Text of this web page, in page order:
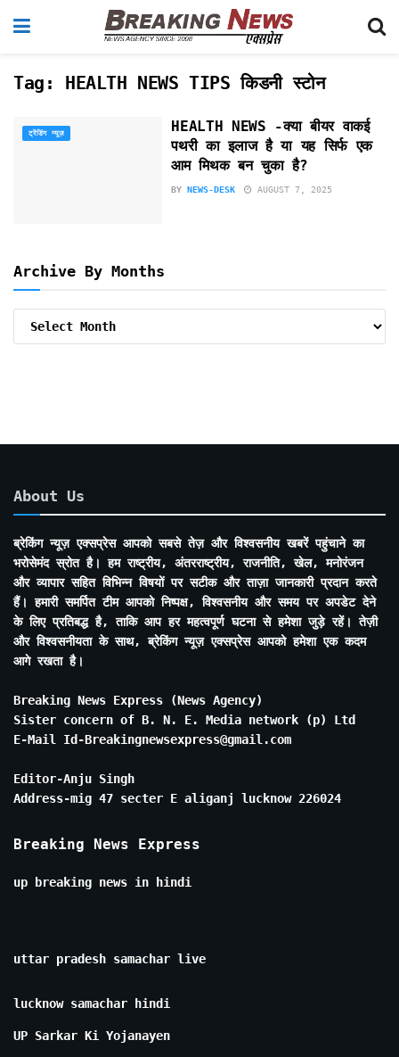
Tag: HEALTH NEWS TIPS किडनी स्टोन
ट्रेंडिंग न्यूज़
HEALTH NEWS -क्या बीयर वाकई
पथरी का इलाज है या यह सिर्फ एक
आम मिथक बन चुका है?
BY NEWS-DESK AUGUST 7, 2025
Archive By Months
About Us
ब्रेकिंग न्यूज़ एक्सप्रेस आपको सबसे तेज़ और विश्वसनीय खबरें पहुंचाने का
भरोसेमंद स्रोत है। हम राष्ट्रीय, अंतरराष्ट्रीय, राजनीति, खेल, मनोरंजन
और व्यापार सहित विभिन्न विषयों पर सटीक और ताज़ा जानकारी प्रदान करते
हैं। हमारी समर्पित टीम आपको निष्पक्ष, विश्वसनीय और समय पर अपडेट देने
के लिए प्रतिबद्ध है, ताकि आप हर महत्वपूर्ण घटना से हमेशा जुड़े रहें। तेज़ी
और विश्वसनीयता के साथ, ब्रेकिंग न्यूज़ एक्सप्रेस आपको हमेशा एक कदम
आगे रखता है।
Breaking News Express (News Agency)
Sister concern of B. N. E. Media network (p) Ltd
E-Mail Id-Breakingnewsexpress@gmail.com
Editor-Anju Singh
Address-mig 47 secter E aliganj lucknow 226024
Breaking News Express
up breaking news in hindi
uttar pradesh samachar live
lucknow samachar hindi
UP Sarkar Ki Yojanayen